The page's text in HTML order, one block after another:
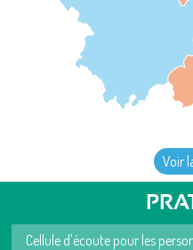
Voir
Cellule d'écoute pour les